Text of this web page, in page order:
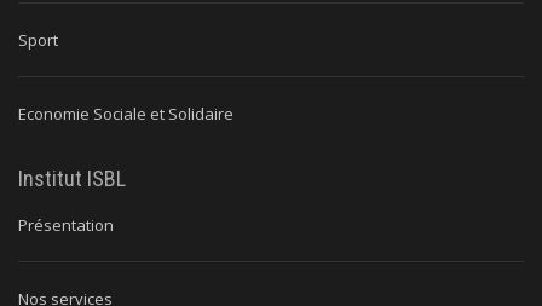
Sport
Economie Sociale et Solidaire
Institut ISBL
Présentation
Nos services